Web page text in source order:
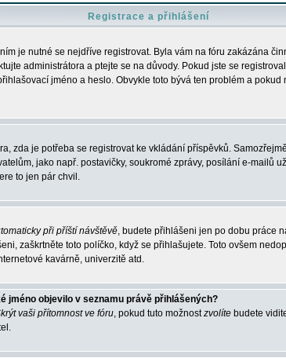
Registrace a přihlášení
je nutné se nejdříve registrovat. Byla vám na fóru zakázána
administrátora a ptejte se na důvody. Pokud jste se
jméno a heslo. Obvykle toto bývá ten problém a
zda je potřeba se registrovat ke vkládání příspěvků.
jako např. postavičky, soukromé zprávy, posílání e-mailů
to jen pár chvil.
při příští návštěvě, budete přihlášeni jen po dobu práce
zaškrtněte toto políčko, když se přihlašujete. Toto ovšem
kavárně, univerzitě atd.
jméno objevilo v seznamu právě přihlášených?
vaši přítomnost ve fóru, pokud tuto možnostzvolíte budete